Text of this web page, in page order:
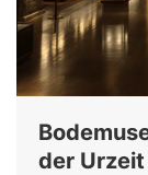
der Urzeit